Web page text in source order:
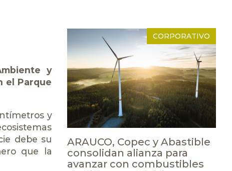
y
el Parque
y
debe su
que la
CORPORATIVO
ARAUCO, Copec y Abastible
consolidan alianza para
avanzar con combustibles